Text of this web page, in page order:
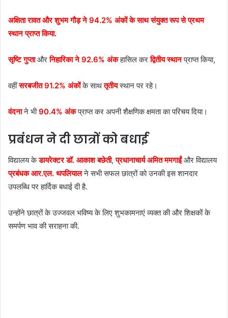
अक्षिता रावत और शुभम गौड़ ने 94.2% अंकों के साथ संयुक्त रूप से प्रथम
स्थान प्राप्त किया.
सृष्टि गुप्ता औरनिहारिका ने 92.6% अंकहासिल करद्वितीय स्थानप्राप्त किया,
वहींसरबजीत 91.2% अंकोंके साथतृतीयस्थान पर रहे।
वंदनाने भी90.4% अंकप्राप्त कर अपनी शैक्षणिक क्षमता का परिचय दिया।
प्रबंधन ने दी छात्रों को बधाई
विद्यालय केडायरेक्टर डॉ. आकाश बछेती,प्रधानाचार्य अमित ममगाईंऔर विद्यालय
प्रबंधक आर.एल. थपलियालने सभी सफल छात्रों को उनकी इस शानदार
उपलब्धि पर हार्दिक बधाई दी है.
उन्होंने छात्रों के उज्जवल भविष्य के लिए शुभकामनाएं व्यक्त की और शिक्षकों के
समर्पण भाव की सराहना की.